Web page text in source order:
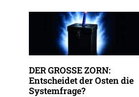
DER GROSSE ZORN:
Entscheidet der Osten die
Systemfrage?